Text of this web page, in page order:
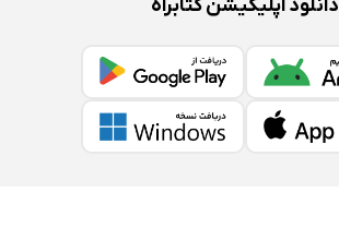
دانلود اپلیکیشن کتابراه